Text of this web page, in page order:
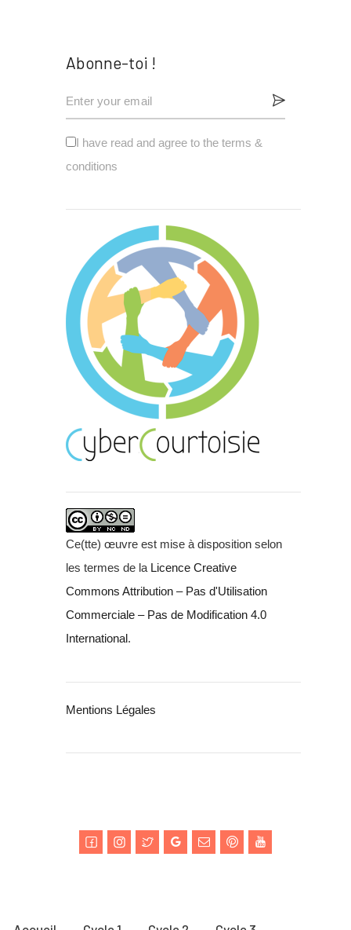
Abonne-toi !
I have read and agree to the terms &
conditions
Ce(tte) œuvre est mise à disposition selon
les termes de la Licence Creative
Commons Attribution – Pas d'Utilisation
Commerciale – Pas de Modification 4.0
International.
Mentions Légales